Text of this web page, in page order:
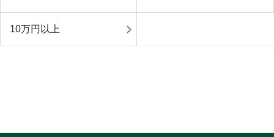
10万円以上